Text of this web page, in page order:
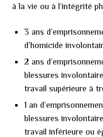
à la vie ou à l’intégrité
3 ans
d’homicide
2 ans
blessures
travail supérieure à
1 an
blessures
travail inférieure ou